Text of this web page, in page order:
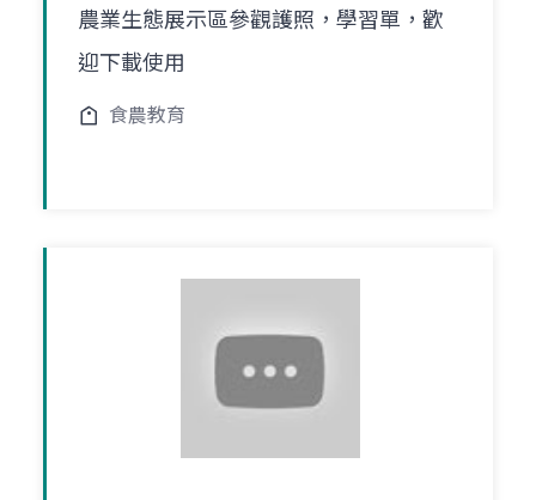
農業生態展示區參觀護照，學習單，歡
迎下載使用
食農教育